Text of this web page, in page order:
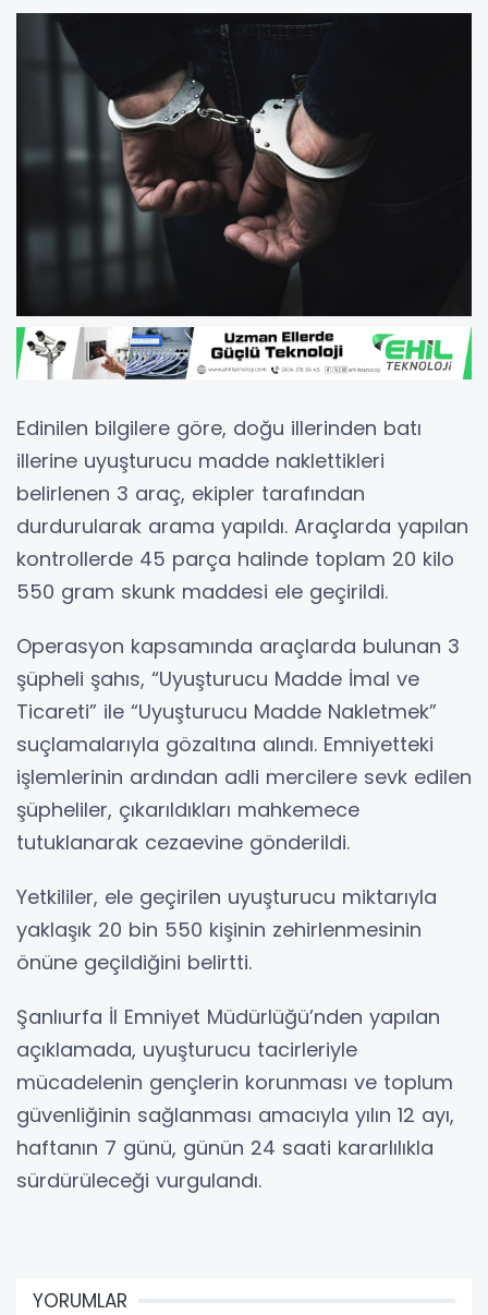
Edinilen bilgilere göre, doğu illerinden batı
illerine uyuşturucu madde naklettikleri
belirlenen 3 araç, ekipler tarafından
durdurularak arama yapıldı. Araçlarda yapılan
kontrollerde 45 parça halinde toplam 20 kilo
550 gram skunk maddesi ele geçirildi.
Operasyon kapsamında araçlarda bulunan 3
şüpheli şahıs, “Uyuşturucu Madde İmal ve
Ticareti” ile “Uyuşturucu Madde Nakletmek”
suçlamalarıyla gözaltına alındı. Emniyetteki
işlemlerinin ardından adli mercilere sevk edilen
şüpheliler, çıkarıldıkları mahkemece
tutuklanarak cezaevine gönderildi.
Yetkililer, ele geçirilen uyuşturucu miktarıyla
yaklaşık 20 bin 550 kişinin zehirlenmesinin
önüne geçildiğini belirtti.
Şanlıurfa İl Emniyet Müdürlüğü’nden yapılan
açıklamada, uyuşturucu tacirleriyle
mücadelenin gençlerin korunması ve toplum
güvenliğinin sağlanması amacıyla yılın 12 ayı,
haftanın 7 günü, günün 24 saati kararlılıkla
sürdürüleceği vurgulandı.
YORUMLAR